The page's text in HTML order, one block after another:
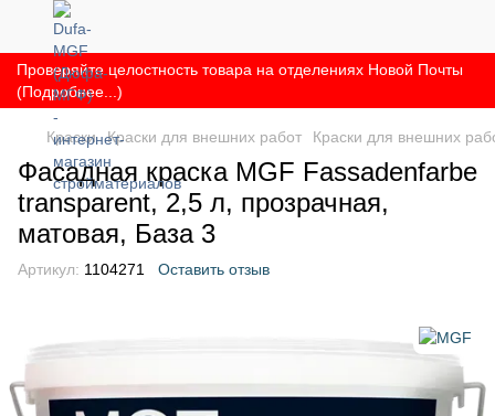
Проверяйте целостность товара на отделениях Новой Почты
(Подробнее...)
Краски Краски для внешних работ Краски для внешних
Фасадная краска MGF Fassadenfarbe
transparent, 2,5 л, прозрачная,
матовая, База 3
Артикул: 1104271 Оставить отзыв